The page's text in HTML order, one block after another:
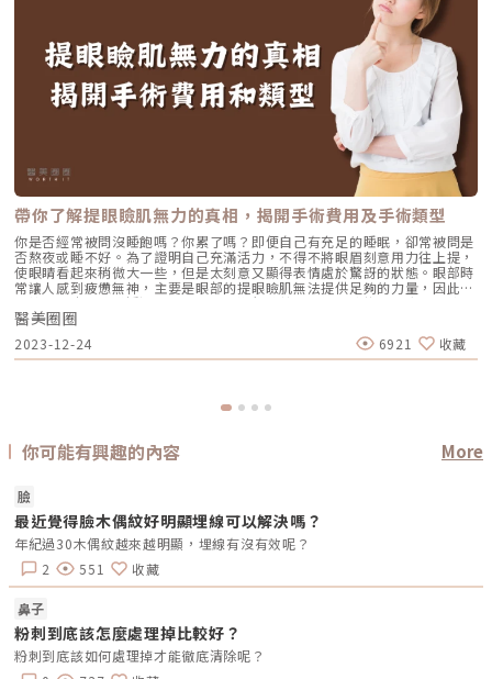
帶你了解提眼瞼肌無力的真相，揭開手術費用及手術類型
你是否經常被問沒睡飽嗎？你累了嗎？即便自己有充足的睡眠，卻常被問是
否熬夜或睡不好。為了證明自己充滿活力，不得不將眼眉刻意用力往上提，
使眼睛看起來稍微大一些，但是太刻意又顯得表情處於驚訝的狀態。眼部時
常讓人感到疲憊無神，主要是眼部的提眼瞼肌無法提供足夠的力量，因此無
法撐開眼皮，建議透過提眼瞼肌手術進行改善，可以快速找回明亮的眼神。
或許有的讀者對於提眼肌相當陌生，接下來快速跟隨小編來科普提眼瞼肌無
力的根本原因、手術類型以及手術費用吧！關於提眼瞼肌手術提眼瞼肌主要
是掌控眼皮的肌肉，因此會影響每個人的雙眼皮和眼神。當提眼瞼肌無力
時，眼瞼無法自然張開，會使得雙眼大小看起來不一致，同時也給人一種疲
肌無力的根本原因引起提眼瞼肌無力的主因並非僅僅與老化有關，還有眾多
有些人天生患有提眼瞼肌不良的狀況，通常在幼童階段便能觀察到眼神顯得
疲憊，甚至會出現大小眼的現象，如果影響到視線，手術可能是解決之道。
也隨之逐漸退化，最後造成眼皮下垂的現象。• 神經問題：患者本身腦神
經受損或是使用其他藥物，都會讓提眼瞼肌無法正常發揮力量。• 外傷問
題：如果受到外力衝擊而造成提眼肌受傷，就會失去正常作用，甚至會造成
提眼瞼肌鬆脫。解析提眼瞼肌手術的類型• 縫式提眼瞼肌：透過縫合的方
式將提眼瞼肌筋膜和眼瞼板的地方固定，以解決無力問題。這項手術的優勢
在於傷口小、時間短、康復期短，且能與雙眼皮手術選擇一樣的縫合位置，
同時實現眼皮拉緊和雙眼皮形成。主要適用於輕度眼瞼下垂的患者，和考慮
的苗勒式肌與結膜，然後再進行縫合，以提升眼皮的力量。手術優勢在於幾
乎無疤痕、傷口細小、不需拆線，有助於縮短恢復期，特別適用於中度眼瞼
下垂的情況。• 外開式提眼瞼肌：醫師會將內部的提眼瞼肌摺起或割除，
以提升眼瞼高度，達到防止眼皮下垂的效果。通常會與雙眼皮手術同步進
行，主要是能將手術切口藏匿在雙眼皮摺痕內，適合眼瞼下垂嚴重者，甚至
醫美圈圈
2023-12-24 6921 收藏
你可能有興趣的內容 More
臉
最近覺得臉木偶紋好明顯埋線可以解決嗎？
年紀過30木偶紋越來越明顯，埋線有沒有效呢？
2
551 收藏
鼻子
粉刺到底該怎麼處理掉比較好？
粉刺到底該如何處理掉才能徹底清除呢？